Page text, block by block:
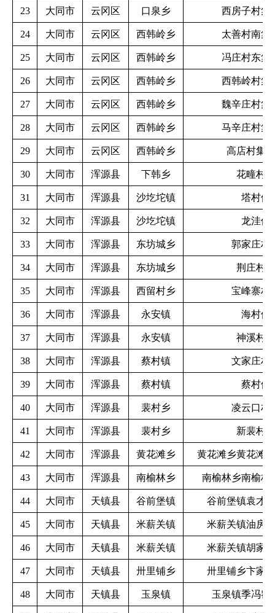
23 大同市 云冈区 口泉乡 西房子村集
24 大同市 云冈区 西韩岭乡 太善村南集
25 大同市 云冈区 西韩岭乡 冯庄村东集
26 大同市 云冈区 西韩岭乡 西韩岭村集
27 大同市 云冈区 西韩岭乡 魏辛庄村集
28 大同市 云冈区 西韩岭乡 马辛庄村集
29 大同市 云冈区 西韩岭乡 高店村集
30 大同市 浑源县 下韩乡 花疃村
31 大同市 浑源县 沙圪坨镇 塔村供
32 大同市 浑源县 沙圪坨镇 龙洼供
33 大同市 浑源县 东坊城乡 郭家庄村
34 大同市 浑源县 东坊城乡 荆庄村
35 大同市 浑源县 西留村乡 宝峰寨村
36 大同市 浑源县 永安镇 海村供
37 大同市 浑源县 永安镇 神溪村
38 大同市 浑源县 蔡村镇 文家庄村
39 大同市 浑源县 蔡村镇 蔡村供
40 大同市 浑源县 裴村乡 凌云口村
41 大同市 浑源县 裴村乡 新裴村
42 大同市 浑源县 黄花滩乡 黄花滩乡黄花滩
43 大同市 浑源县 南榆林乡 南榆林乡南榆林
44 大同市 天镇县 谷前堡镇 谷前堡镇袁才
45 大同市 天镇县 米薪关镇 米薪关镇油房
46 大同市 天镇县 米薪关镇 米薪关镇胡家
47 大同市 天镇县 卅里铺乡 卅里铺乡卞家
48 大同市 天镇县 玉泉镇 玉泉镇季冯窑